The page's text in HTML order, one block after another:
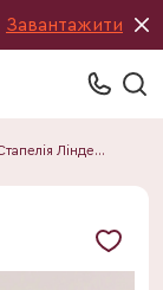
Завантажити
Стапелія Ліндерсі